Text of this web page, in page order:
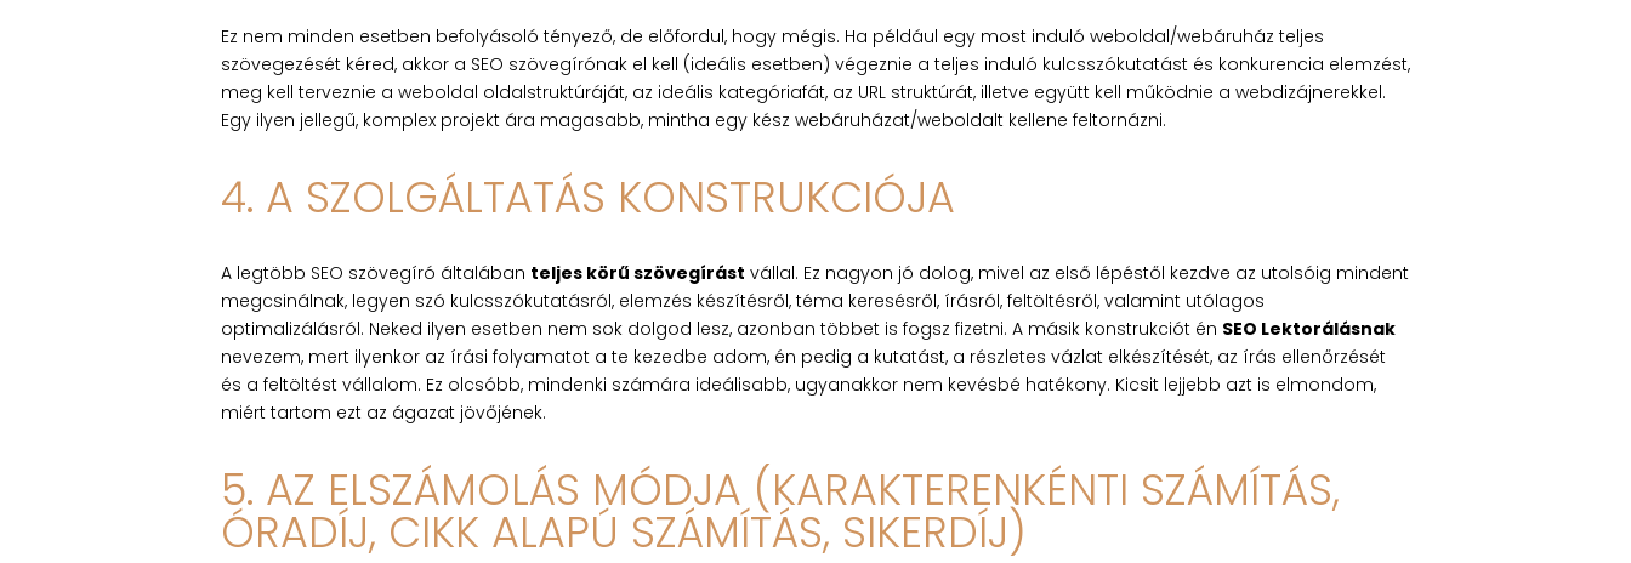
Ez nem minden esetben befolyásoló tényező, de előfordul, hogy mégis. Ha például egy most induló weboldal/webáruház teljes
szövegezését kéred, akkor a SEO szövegírónak el kell (ideális esetben) végeznie a teljes induló kulcsszókutatást és konkurencia elemzést,
meg kell terveznie a weboldal oldalstruktúráját, az ideális kategóriafát, az URL struktúrát, illetve együtt kell működnie a webdizájnerekkel.
Egy ilyen jellegű, komplex projekt ára magasabb, mintha egy kész webáruházat/weboldalt kellene feltornázni.
4. A SZOLGÁLTATÁS KONSTRUKCIÓJA
A legtöbb SEO szövegíró általában teljes körű szövegírást vállal. Ez nagyon jó dolog, mivel az első lépéstől kezdve az utolsóig mindent
megcsinálnak, legyen szó kulcsszókutatásról, elemzés készítésről, téma keresésről, írásról, feltöltésről, valamint utólagos
optimalizálásról. Neked ilyen esetben nem sok dolgod lesz, azonban többet is fogsz fizetni. A másik konstrukciót én SEO Lektorálásnak
nevezem, mert ilyenkor az írási folyamatot a te kezedbe adom, én pedig a kutatást, a részletes vázlat elkészítését, az írás ellenőrzését
és a feltöltést vállalom. Ez olcsóbb, mindenki számára ideálisabb, ugyanakkor nem kevésbé hatékony. Kicsit lejjebb azt is elmondom,
miért tartom ezt az ágazat jövőjének.
5. AZ ELSZÁMOLÁS MÓDJA (KARAKTERENKÉNTI SZÁMÍTÁS,
ÓRADÍJ, CIKK ALAPÚ SZÁMÍTÁS, SIKERDÍJ)